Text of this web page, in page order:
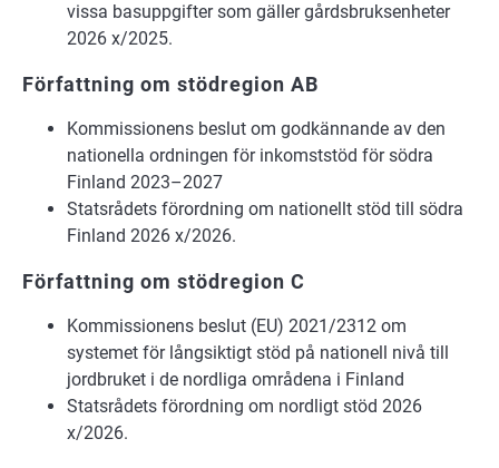
vissa basuppgifter som gäller gårdsbruksenheter
2026 x/2025.
Författning om stödregion AB
Kommissionens beslut om godkännande av den
nationella ordningen för inkomststöd för södra
Finland 2023–2027
Statsrådets förordning om nationellt stöd till södra
Finland 2026 x/2026.
Författning om stödregion C
Kommissionens beslut (EU) 2021/2312 om
systemet för långsiktigt stöd på nationell nivå till
jordbruket i de nordliga områdena i Finland
Statsrådets förordning om nordligt stöd 2026
x/2026.